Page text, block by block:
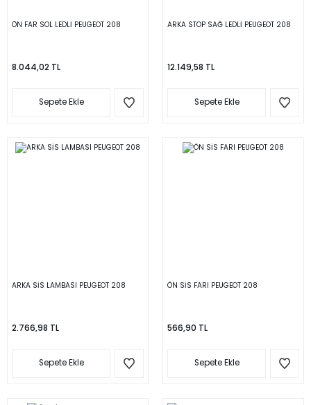
ÖN FAR SOL LEDLİ PEUGEOT 208
8.044,02 TL
Sepete Ekle
ARKA STOP SAĞ LEDLİ PEUGEOT 208
12.149,58 TL
Sepete Ekle
ARKA SİS LAMBASI PEUGEOT 208
2.766,98 TL
Sepete Ekle
ÖN SİS FARI PEUGEOT 208
566,90 TL
Sepete Ekle